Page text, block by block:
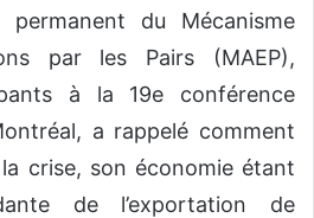
permanent du Mécanisme
par les Pairs (MAEP),
à la 19e conférence
a rappelé comment
crise, son économie étant
de l’exportation de